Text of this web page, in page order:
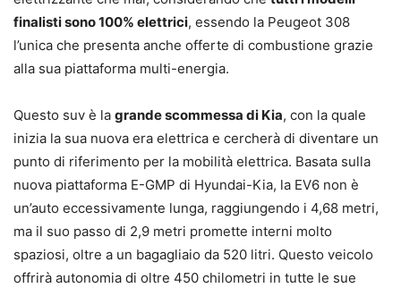
finalisti sono 100% elettrici, essendo la Peugeot 308
l’unica che presenta anche offerte di combustione grazie
alla sua piattaforma multi-energia.
Questo suv è la grande scommessa di Kia, con la quale
inizia la sua nuova era elettrica e cercherà di diventare un
punto di riferimento per la mobilità elettrica. Basata sulla
nuova piattaforma E-GMP di Hyundai-Kia, la EV6 non è
un’auto eccessivamente lunga, raggiungendo i 4,68 metri,
ma il suo passo di 2,9 metri promette interni molto
spaziosi, oltre a un bagagliaio da 520 litri. Questo veicolo
offrirà autonomia di oltre 450 chilometri in tutte le sue